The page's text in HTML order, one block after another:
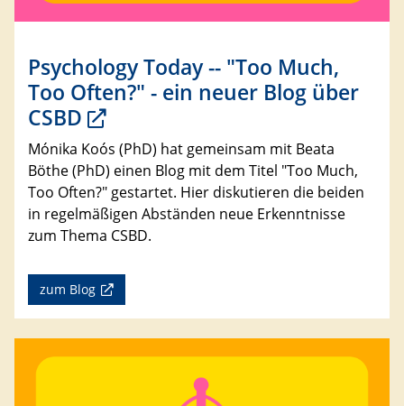
Psychology Today -- "Too Much,
Too Often?" - ein neuer Blog über
CSBD
Mónika Koós (PhD) hat gemeinsam mit Beata
Böthe (PhD) einen Blog mit dem Titel "Too Much,
Too Often?" gestartet. Hier diskutieren die beiden
in regelmäßigen Abständen neue Erkenntnisse
zum Thema CSBD.
zum Blog